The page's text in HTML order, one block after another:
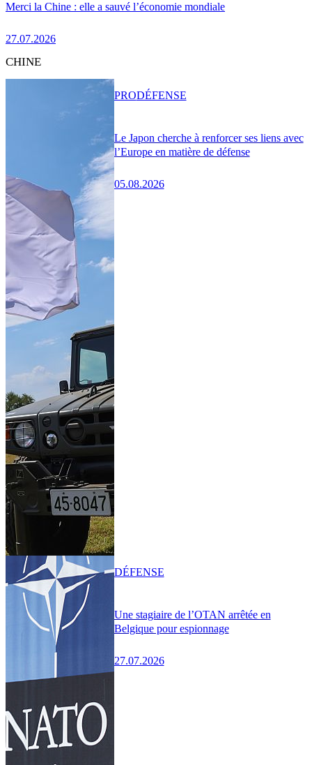
Merci la Chine : elle a sauvé l’économie mondiale
27.07.2026
CHINE
Le Japon cherche à renforcer ses liens avec
l’Europe en matière de défense
05.08.2026
PRODÉFENSE
Une stagiaire de l’OTAN arrêtée en
Belgique pour espionnage
27.07.2026
DÉFENSE